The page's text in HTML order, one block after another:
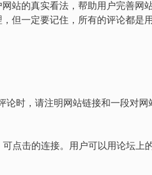
站的真实看法，帮助用户完善网
但一定要记住，所有的评论都是
论时，请注明网站链接和一段对
点击的连接。用户可以用论坛上